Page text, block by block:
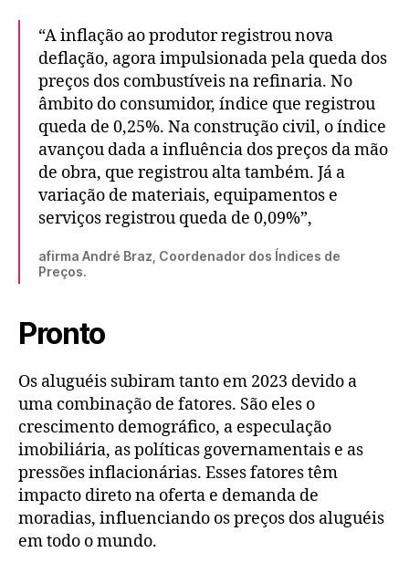
“A inflação ao produtor registrou nova
deflação, agora impulsionada pela queda dos
preços dos combustíveis na refinaria. No
âmbito do consumidor, índice que registrou
queda de 0,25%. Na construção civil, o índice
avançou dada a influência dos preços da mão
de obra, que registrou alta também. Já a
variação de materiais, equipamentos e
serviços registrou queda de 0,09%”,
afirma André Braz, Coordenador dos Índices de
Preços.
Pronto
Os aluguéis subiram tanto em 2023 devido a
uma combinação de fatores. São eles o
crescimento demográfico, a especulação
imobiliária, as políticas governamentais e as
pressões inflacionárias. Esses fatores têm
impacto direto na oferta e demanda de
moradias, influenciando os preços dos aluguéis
em todo o mundo.